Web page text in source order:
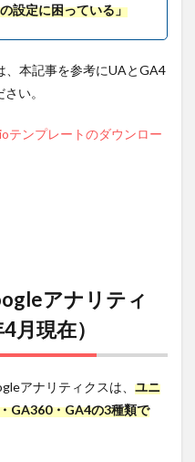
設定に困っている」
、本記事を参考にUAとGA4
い。
テンプレートのダウンロー
アナリティ
月現在）
アナリティクスは、 ユニ
GA360・GA4の3種類で